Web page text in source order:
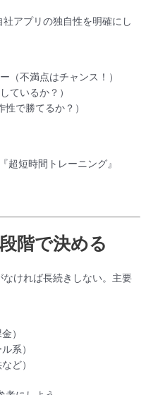
社アプリの独自性を明確にし
（不満点はチャンス！）
ているか？）
で勝てるか？）
超短時間トレーニング』
階で決める
なければ長続きしない。主要
）
系）
ど）